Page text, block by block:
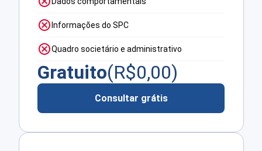
Informações do SPC
Quadro societário e administrativo
Gratuito(R$0,00)
Consultar grátis